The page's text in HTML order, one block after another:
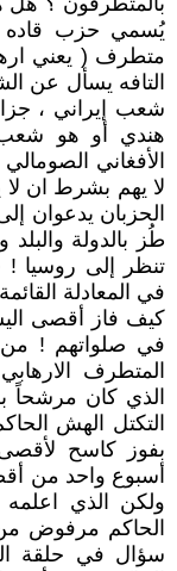
يُسمي حزب قاده
متطرف ( يعني
التافه يسأل عن
شعب إيراني ،
هندي أو هو شعب
الأفغاني
لا يهم بشرط ان
الحزبان يدعوان
طُز بالدولة
تنظر إلى روسيا
في المعادلة
كيف فاز أقصى
في صلواتهم !
المتطرف
الذي كان مرشحاً
التكتل الهش
بفوز كاسح
أسبوع واحد من
ولكن الذي
الحاكم مرفوض
سؤال في حلقة